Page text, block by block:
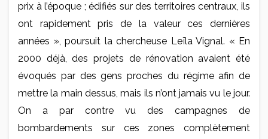
prix à l’époque ; édifiés sur des territoires centraux, ils
ont rapidement pris de la valeur ces dernières
années », poursuit la chercheuse Leïla Vignal. « En
2000 déjà, des projets de rénovation avaient été
évoqués par des gens proches du régime afin de
mettre la main dessus, mais ils n’ont jamais vu le jour.
On a par contre vu des campagnes de
bombardements sur ces zones complètement